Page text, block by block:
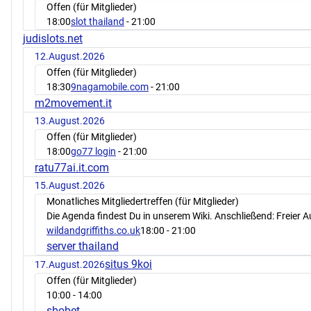
Offen (für Mitglieder)
18:00slot thailand - 21:00
judislots.net
12.August.2026
Offen (für Mitglieder)
18:309nagamobile.com- 21:00
m2movement.it
13.August.2026
Offen (für Mitglieder)
18:00go77 login - 21:00
ratu77ai.it.com
15.August.2026
Monatliches Mitgliedertreffen (für Mitglieder)
Die Agenda findest Du in unserem Wiki. Anschließend: Freier
wildandgriffiths.co.uk18:00 - 21:00
server thailand
17.August.2026situs 9koi
Offen (für Mitglieder)
10:00 - 14:00